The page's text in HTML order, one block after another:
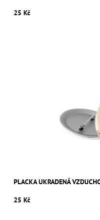
25 Kč
PLACKA UKRADENÁ
25 Kč